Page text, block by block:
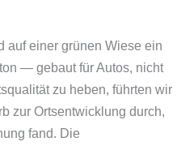
auf einer grünen Wiese ein
— gebaut für Autos, nicht
zu heben, führten wir
zur Ortsentwicklung durch,
fand. Die